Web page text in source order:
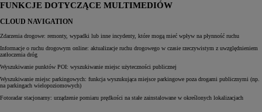
FUNKCJE DOTYCZĄCE MULTIMEDIÓW
CLOUD NAVIGATION
Zdarzenia drogowe: remonty, wypadki lub inne incydenty, które mogą mieć wpływ na płynność ruchu
Informacje o ruchu drogowym online: aktualizacje ruchu drogowego w czasie rzeczywistym z uwzględnieniem
zatłoczenia dróg
Wyszukiwanie punktów POI: wyszukiwanie miejsc użyteczności publicznej
Wyszukiwanie miejsc parkingowych: funkcja wyszukująca miejsce parkingowe poza drogami publicznymi (np.
na parkingach wielopoziomowych)
Fotoradar stacjonarny: urządzenie pomiaru prędkości na stałe zainstalowane w określonych lokalizacjach